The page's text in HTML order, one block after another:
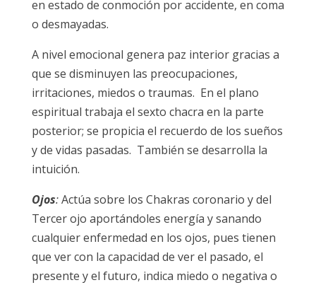
en estado de conmoción por accidente, en coma
o desmayadas.
A nivel emocional genera paz interior gracias a
que se disminuyen las preocupaciones,
irritaciones, miedos o traumas. En el plano
espiritual trabaja el sexto chacra en la parte
posterior; se propicia el recuerdo de los sueños
y de vidas pasadas. También se desarrolla la
intuición.
Ojos:Actúa sobre los Chakras coronario y del
Tercer ojo aportándoles energía y sanando
cualquier enfermedad en los ojos, pues tienen
que ver con la capacidad de ver el pasado, el
presente y el futuro, indica miedo o negativa o